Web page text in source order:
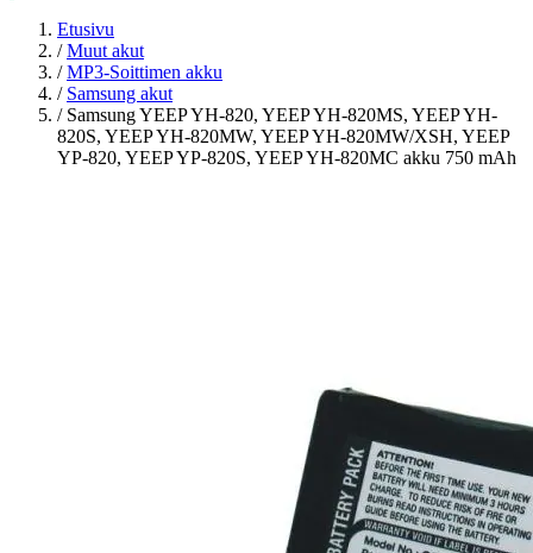
Etusivu
/ Muut akut
/ MP3-Soittimen akku
/ Samsung akut
/ Samsung YEEP YH-820, YEEP YH-820MS, YEEP YH-
820S, YEEP YH-820MW, YEEP YH-820MW/XSH, YEEP
YP-820, YEEP YP-820S, YEEP YH-820MC akku 750 mAh